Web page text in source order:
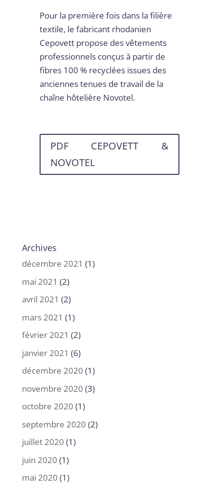
Pour la première fois dans la filière
textile, le fabricant rhodanien
Cepovett propose des vêtements
professionnels conçus à partir de
fibres 100 % recyclées issues des
anciennes tenues de travail de la
chaîne hôtelière Novotel.
PDF CEPOVETT &
NOVOTEL
Archives
décembre 2021 (1)
mai 2021 (2)
avril 2021 (2)
mars 2021 (1)
février 2021 (2)
janvier 2021 (6)
décembre 2020 (1)
novembre 2020 (3)
octobre 2020 (1)
septembre 2020 (2)
juillet 2020 (1)
juin 2020 (1)
mai 2020 (1)